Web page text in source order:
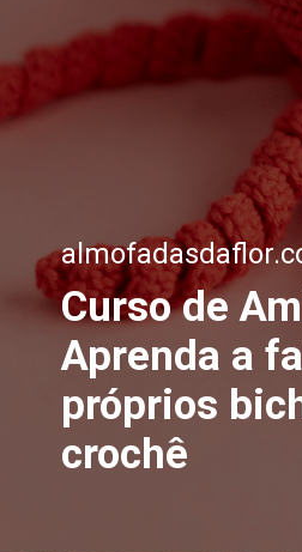
Curso de
Aprenda a
próprios
crochê